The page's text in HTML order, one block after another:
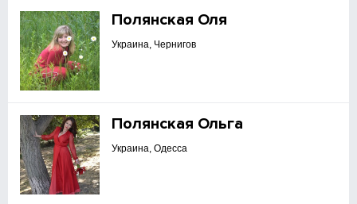
Полянская Оля
Украина, Чернигов
Полянская Ольга
Украина, Одесса